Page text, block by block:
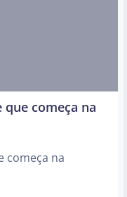
começa na
começa na